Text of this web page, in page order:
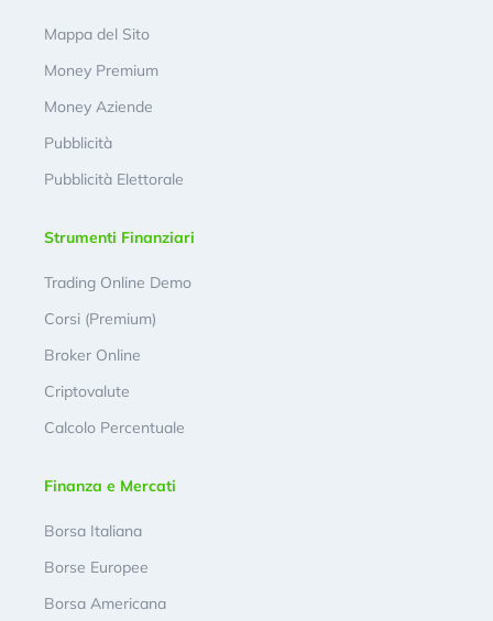
Mappa del Sito
Money Premium
Money Aziende
Pubblicità
Pubblicità Elettorale
Strumenti Finanziari
Trading Online Demo
Corsi (Premium)
Broker Online
Criptovalute
Calcolo Percentuale
Finanza e Mercati
Borsa Italiana
Borse Europee
Borsa Americana